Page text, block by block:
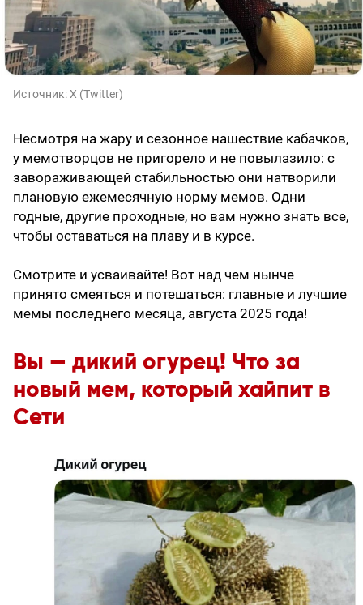
Источник:X (Twitter)
Несмотря на жару и сезонное нашествие кабачков,
у мемотворцов не пригорело и не повылазило: с
завораживающей стабильностью они натворили
плановую ежемесячную норму мемов. Одни
годные, другие проходные, но вам нужно знать все,
чтобы оставаться на плаву и в курсе.
Смотрите и усваивайте! Вот над чем нынче
принято смеяться и потешаться: главные и лучшие
мемы последнего месяца, августа 2025 года!
Вы — дикий огурец! Что за
новый мем, который хайпит в
Сети